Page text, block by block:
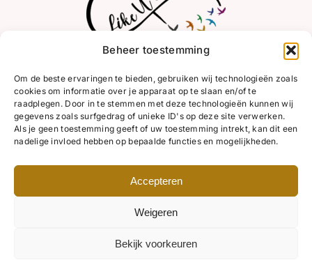
Beheer toestemming
Om de beste ervaringen te bieden, gebruiken wij technologieën zoals
cookies om informatie over je apparaat op te slaan en/of te
raadplegen. Door in te stemmen met deze technologieën kunnen wij
gegevens zoals surfgedrag of unieke ID's op deze site verwerken.
Als je geen toestemming geeft of uw toestemming intrekt, kan dit een
nadelige invloed hebben op bepaalde functies en mogelijkheden.
Accepteren
Weigeren
Bekijk voorkeuren
Deze site is beveiligd met reCAPTCHA en de Google
2026 Like u Are – kvk 80497527 |